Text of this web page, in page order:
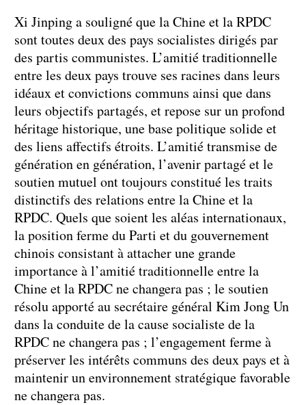
Xi Jinping a souligné que la Chine et la RPDC
sont toutes deux des pays socialistes dirigés par
des partis communistes. L’amitié traditionnelle
entre les deux pays trouve ses racines dans leurs
idéaux et convictions communs ainsi que dans
leurs objectifs partagés, et repose sur un profond
héritage historique, une base politique solide et
des liens affectifs étroits. L’amitié transmise de
génération en génération, l’avenir partagé et le
soutien mutuel ont toujours constitué les traits
distinctifs des relations entre la Chine et la
RPDC. Quels que soient les aléas internationaux,
la position ferme du Parti et du gouvernement
chinois consistant à attacher une grande
importance à l’amitié traditionnelle entre la
Chine et la RPDC ne changera pas ; le soutien
résolu apporté au secrétaire général Kim Jong Un
dans la conduite de la cause socialiste de la
RPDC ne changera pas ; l’engagement ferme à
préserver les intérêts communs des deux pays et à
maintenir un environnement stratégique favorable
ne changera pas.